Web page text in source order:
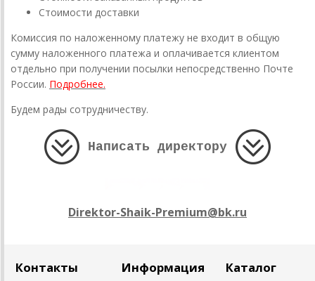
Стоимости доставки
Комиссия по наложенному платежу не входит в общую
сумму наложенного платежа и оплачивается клиентом
отдельно при получении посылки непосредственно Почте
России. Подробнее.
Будем рады сотрудничеству.
Написать директору
Direktor-Shaik-Premium@bk.ru
Контакты Информация Каталог